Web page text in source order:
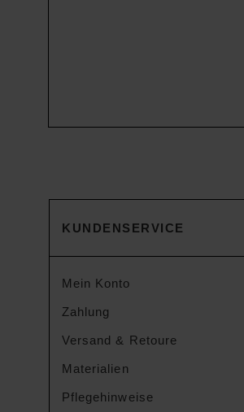
KUNDENSERVICE
Mein Konto
Zahlung
Versand & Retoure
Materialien
Pflegehinweise